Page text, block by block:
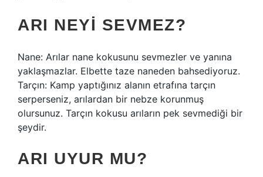
ARI NEYI SEVMEZ?
Nane: Arılar nane kokusunu sevmezler ve yanına
yaklaşmazlar. Elbette taze naneden bahsediyoruz.
Tarçın: Kamp yaptığınız alanın etrafına tarçın
serperseniz, arılardan bir nebze korunmuş
olursunuz. Tarçın kokusu arıların pek sevmediği bir
şeydir.
ARI UYUR MU?